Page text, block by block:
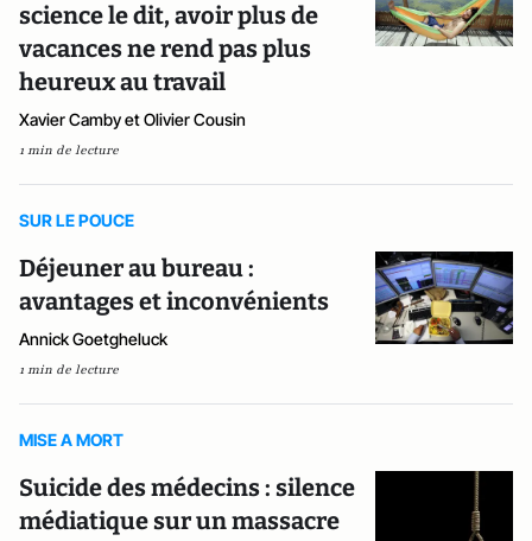
science le dit, avoir plus de
vacances ne rend pas plus
heureux au travail
Xavier Camby et Olivier Cousin
1 min de lecture
SUR LE POUCE
Déjeuner au bureau :
avantages et inconvénients
Annick Goetgheluck
1 min de lecture
MISE A MORT
Suicide des médecins : silence
médiatique sur un massacre